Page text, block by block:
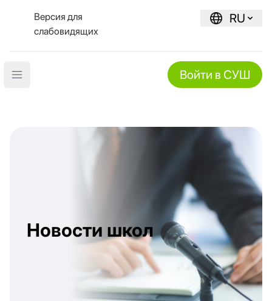
Версия для
слабовидящих
RU
Open main menu Войти в СУШ
Новости школ